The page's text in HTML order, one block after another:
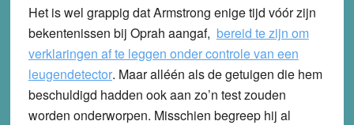
Het is wel grappig dat Armstrong enige tijd vóór zijn
bekentenissen bij Oprah aangaf, bereid te zijn om
verklaringen af te leggen onder controle van een
leugendetector. Maar alléén als de getuigen die hem
beschuldigd hadden ook aan zo’n test zouden
worden onderworpen. Misschien begreep hij al